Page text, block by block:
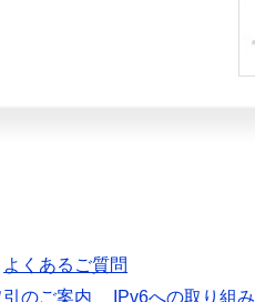
よくあるご質問
のご案内
IPv6への取り組み